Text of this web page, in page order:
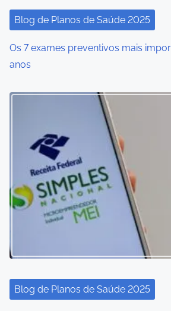
Blog de Planos de Saúde 2025
Os 7 exames preventivos mais
anos
Blog de Planos de Saúde 2025